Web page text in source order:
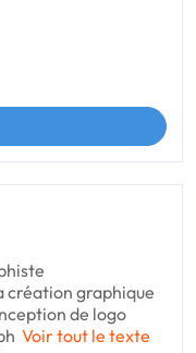
création graphique
de logo
Voir tout le texte